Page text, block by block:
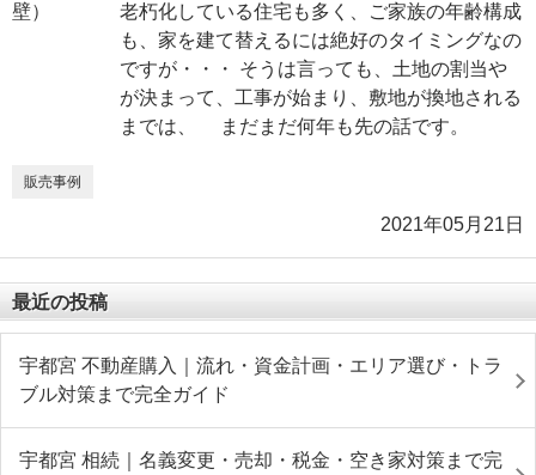
老朽化している住宅も多く、ご家族の年齢構成
も、家を建て替えるには絶好のタイミングなの
ですが・・・ そうは言っても、土地の割当や
が決まって、工事が始まり、敷地が換地される
までは、 まだまだ何年も先の話です。
販売事例
2021年05月21日
最近の投稿
宇都宮 不動産購入｜流れ・資金計画・エリア選び・トラ
ブル対策まで完全ガイド
宇都宮 相続｜名義変更・売却・税金・空き家対策まで完